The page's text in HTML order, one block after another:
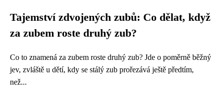
Tajemství zdvojených zubů: Co dělat, když
za zubem roste druhý zub?
Co to znamená za zubem roste druhý zub? Jde o poměrně běžný
jev, zvláště u dětí, kdy se stálý zub prořezává ještě předtím,
než...